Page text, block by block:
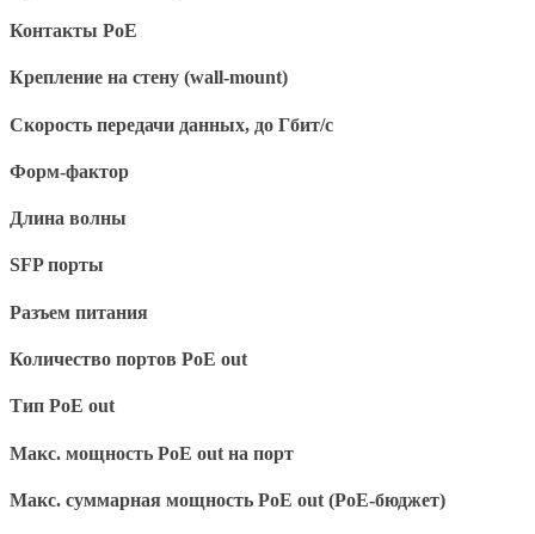
Контакты PoE
Крепление на стену (wall-mount)
Скорость передачи данных, до Гбит/с
Форм-фактор
Длина волны
SFP порты
Разъем питания
Количество портов PoE out
Тип PoE out
Макс. мощность PoE out на порт
Макс. суммарная мощность PoE out (PoE-бюджет)